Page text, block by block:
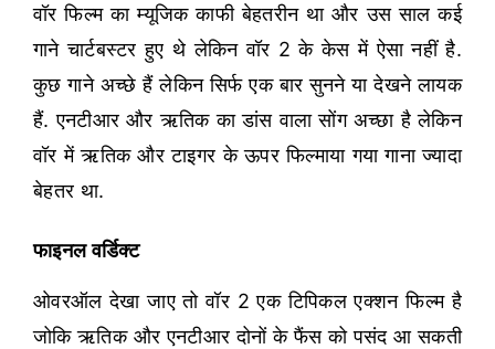
वॉर फिल्म का म्यूजिक काफी बेहतरीन था और उस साल कई
गाने चार्टबस्टर हुए थे लेकिन वॉर 2 के केस में ऐसा नहीं है.
कुछ गाने अच्छे हैं लेकिन सिर्फ एक बार सुनने या देखने लायक
हैं. एनटीआर और ऋतिक का डांस वाला सोंग अच्छा है लेकिन
वॉर में ऋतिक और टाइगर के ऊपर फिल्माया गया गाना ज्यादा
बेहतर था.
फाइनल वर्डिक्ट
ओवरऑल देखा जाए तो वॉर 2 एक टिपिकल एक्शन फिल्म है
जोकि ऋतिक और एनटीआर दोनों के फैंस को पसंद आ सकती